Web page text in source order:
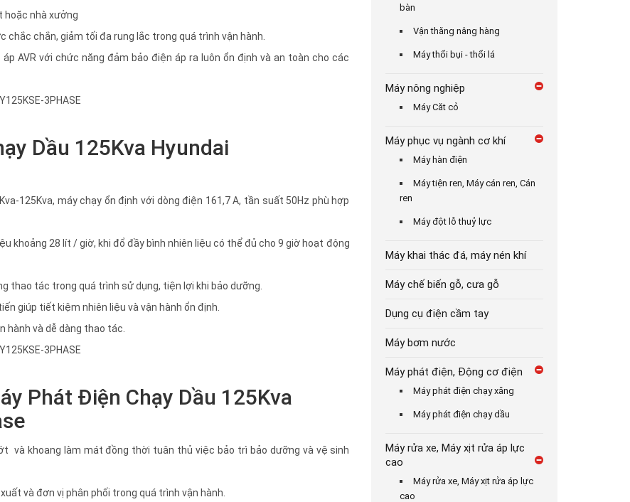
hoặc nhà xưởng
chắn, giảm tối đa rung lắc trong quá trình vận hành.
AVR với chức năng đảm bảo điện áp ra luôn ổn định và an toàn cho các
Dầu 125Kva Hyundai
125Kva, máy chạy ổn định với dòng điện 161,7 A, tần suất 50Hz phù hợp
khoảng 28 lít / giờ, khi đổ đầy bình nhiên liệu có thể đủ cho 9 giờ hoạt động
thao tác trong quá trình sử dụng, tiện lợi khi bảo dưỡng.
giúp tiết kiệm nhiên liệu và vận hành ổn định.
hành và dễ dàng thao tác.
Phát Điện Chạy Dầu 125Kva
và khoang làm mát đồng thời tuân thủ việc bảo trì bảo dưỡng và vệ sinh
và đơn vị phân phối trong quá trình vận hành.
bàn
Vận thăng nâng hàng
Máy thổi bụi - thổi lá
Máy nông nghiệp
Máy Căt cỏ
Máy phục vụ ngành cơ khí
Máy hàn điện
Máy tiện ren, Máy cán ren, Cán
ren
Máy đột lỗ thuỷ lực
Máy khai thác đá, máy nén khí
Máy chế biến gỗ, cưa gỗ
Dụng cụ điện cầm tay
Máy bơm nước
Máy phát điện, Động cơ điện
Máy phát điện chạy xăng
Máy phát điện chạy dầu
Máy rửa xe, Máy xịt rửa áp lực
cao
Máy rửa xe, Máy xịt rửa áp lực
cao